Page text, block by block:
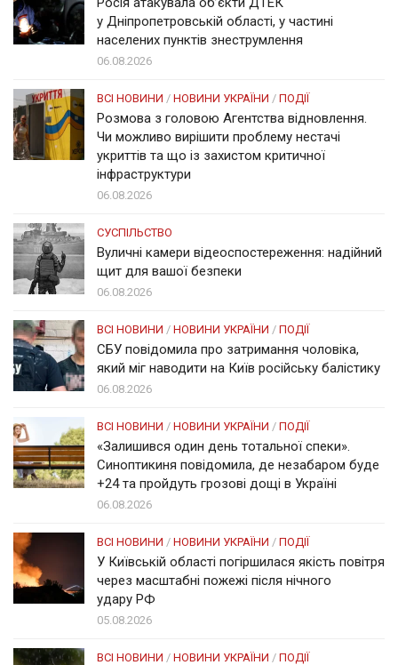
у Дніпропетровській області, у частині
населених пунктів знеструмлення
06.08.2026
ВСІ НОВИНИ / НОВИНИ УКРАЇНИ / ПОДІЇ
Розмова з головою Агентства відновлення.
Чи можливо вирішити проблему нестачі
укриттів та що із захистом критичної
інфраструктури
06.08.2026
СУСПІЛЬСТВО
Вуличні камери відеоспостереження: надійний
щит для вашої безпеки
06.08.2026
ВСІ НОВИНИ / НОВИНИ УКРАЇНИ / ПОДІЇ
СБУ повідомила про затримання чоловіка,
який міг наводити на Київ російську балістику
06.08.2026
ВСІ НОВИНИ / НОВИНИ УКРАЇНИ / ПОДІЇ
«Залишився один день тотальної спеки».
Синоптикиня повідомила, де незабаром буде
+24 та пройдуть грозові дощі в Україні
06.08.2026
ВСІ НОВИНИ / НОВИНИ УКРАЇНИ / ПОДІЇ
У Київській області погіршилася якість повітря
через масштабні пожежі після нічного
удару РФ
05.08.2026
ВСІ НОВИНИ / НОВИНИ УКРАЇНИ / ПОДІЇ